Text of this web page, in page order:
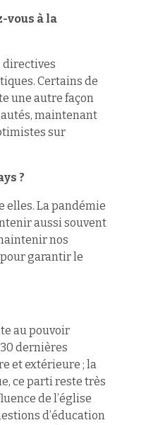
vous à la
directives
Certains de
une autre façon
maintenant
sur
?
elles. La pandémie
aussi souvent
nos
garantir le
au pouvoir
dernières
et extérieure ; la
ce parti reste très
de l’église
d’éducation